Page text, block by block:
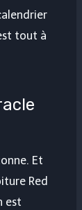
tout à
Et
Red
est